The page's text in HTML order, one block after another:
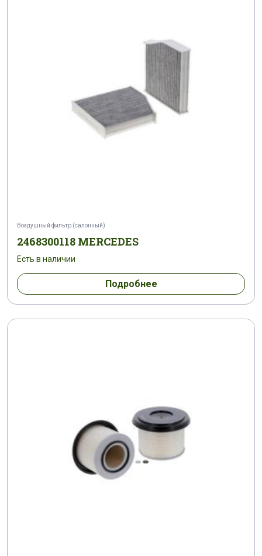
Воздушный фильтр (салонный)
2468300118 MERCEDES
Есть в наличии
Подробнее